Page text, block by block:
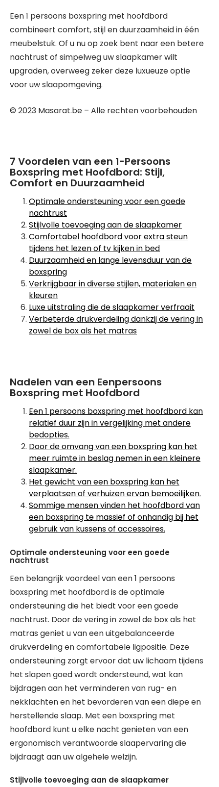
Een 1 persoons boxspring met hoofdbord
combineert comfort, stijl en duurzaamheid in één
meubelstuk. Of u nu op zoek bent naar een betere
nachtrust of simpelweg uw slaapkamer wilt
upgraden, overweeg zeker deze luxueuze optie
voor uw slaapomgeving.
© 2023 Masarat.be – Alle rechten voorbehouden
7 Voordelen van een 1-Persoons
Boxspring met Hoofdbord: Stijl,
Comfort en Duurzaamheid
Optimale ondersteuning voor een goede
nachtrust
Stijlvolle toevoeging aan de slaapkamer
Comfortabel hoofdbord voor extra steun
tijdens het lezen of tv kijken in bed
Duurzaamheid en lange levensduur van de
boxspring
Verkrijgbaar in diverse stijlen, materialen en
kleuren
Luxe uitstraling die de slaapkamer verfraait
Verbeterde drukverdeling dankzij de vering in
zowel de box als het matras
Nadelen van een Eenpersoons
Boxspring met Hoofdbord
Een 1 persoons boxspring met hoofdbord kan
relatief duur zijn in vergelijking met andere
bedopties.
Door de omvang van een boxspring kan het
meer ruimte in beslag nemen in een kleinere
slaapkamer.
Het gewicht van een boxspring kan het
verplaatsen of verhuizen ervan bemoeilijken.
Sommige mensen vinden het hoofdbord van
een boxspring te massief of onhandig bij het
gebruik van kussens of accessoires.
Optimale ondersteuning voor een goede
nachtrust
Een belangrijk voordeel van een 1 persoons
boxspring met hoofdbord is de optimale
ondersteuning die het biedt voor een goede
nachtrust. Door de vering in zowel de box als het
matras geniet u van een uitgebalanceerde
drukverdeling en comfortabele ligpositie. Deze
ondersteuning zorgt ervoor dat uw lichaam tijdens
het slapen goed wordt ondersteund, wat kan
bijdragen aan het verminderen van rug- en
nekklachten en het bevorderen van een diepe en
herstellende slaap. Met een boxspring met
hoofdbord kunt u elke nacht genieten van een
ergonomisch verantwoorde slaapervaring die
bijdraagt aan uw algehele welzijn.
Stijlvolle toevoeging aan de slaapkamer